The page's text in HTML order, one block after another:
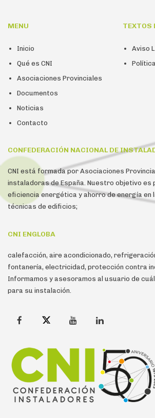
MENU
Inicio
Qué es CNI
Asociaciones Provinciales
Documentos
Noticias
Contacto
TEXTOS
Aviso
CONFEDERACIÓN NACIONAL DE
CNI está formada por Asociaciones
instaladoras de España. Nuestro objetivo es
eficiencia energética y ahorro de energía en
técnicas de edificios;
CNI ENGLOBA
calefacción, aire acondicionado,
fontanería, electricidad, protección contra
Informamos y asesoramos al usuario de
para su instalación.